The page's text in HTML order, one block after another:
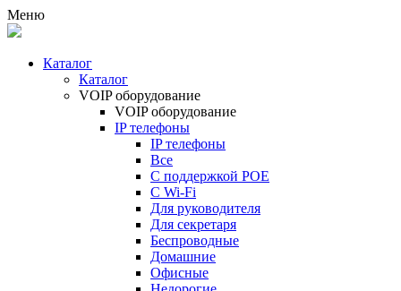
Меню
Каталог
Каталог
VOIP оборудование
VOIP оборудование
IP телефоны
IP телефоны
Все
С поддержкой POE
C Wi-Fi
Для руководителя
Для секретаря
Беспроводные
Домашние
Офисные